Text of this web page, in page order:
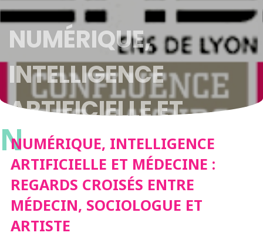
NUMÉRIQUE,
INTELLIGENCE
ARTIFICIELLE ET
MÉDECINE : REGARDS
CROISÉS ENTRE
MÉDECIN,
N
NUMÉRIQUE, INTELLIGENCE
ARTIFICIELLE ET MÉDECINE :
REGARDS CROISÉS ENTRE
MÉDECIN, SOCIOLOGUE ET
ARTISTE